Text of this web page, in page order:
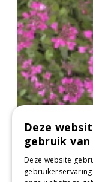
Deze
gebruik
Deze website